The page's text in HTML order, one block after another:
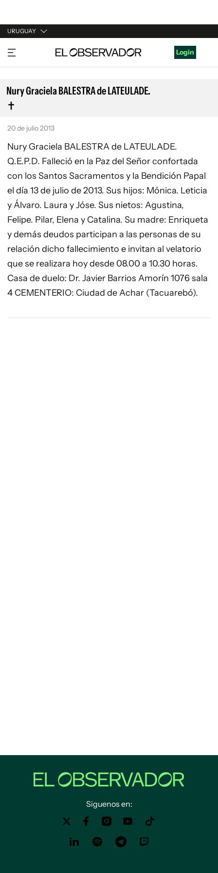
URUGUAY
URUGUAY
ARGENTINA
ESPAÑA
ESTADOS UNIDOS
Login
Nury Graciela BALESTRA de LATEULADE.
20 de julio 2013
Nury Graciela BALESTRA de LATEULADE.
Q.E.P.D. Falleció en la Paz del Señor confortada
con los Santos Sacramentos y la Bendición Papal
el día 13 de julio de 2013. Sus hijos: Mónica. Leticia
y Álvaro. Laura y Jóse. Sus nietos: Agustina,
Felipe. Pilar, Elena y Catalina. Su madre: Enriqueta
y demás deudos participan a las personas de su
relación dicho fallecimiento e invitan al velatorio
que se realizara hoy desde 08.00 a 10.30 horas.
Casa de duelo: Dr. Javier Barrios Amorín 1076 sala
4 CEMENTERIO: Ciudad de Achar (Tacuarebó).
Siguenos en: